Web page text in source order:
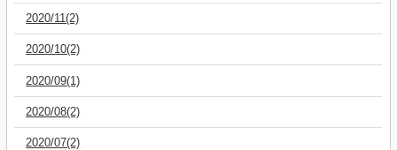
2020/11(2)
2020/10(2)
2020/09(1)
2020/08(2)
2020/07(2)